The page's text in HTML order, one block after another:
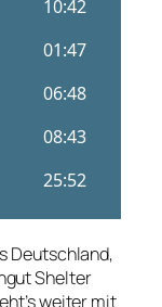
Deutschland,
Shelter
weiter mit